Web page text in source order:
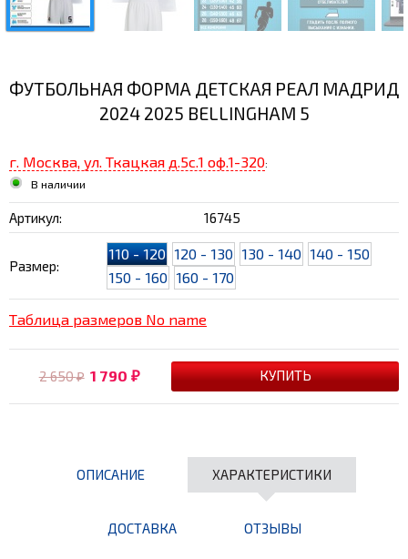
ФУТБОЛЬНАЯ ФОРМА ДЕТСКАЯ РЕАЛ МАДРИД
2024 2025 BELLINGHAM 5
г. Москва, ул. Ткацкая д.5с.1 оф.1-320:
В наличии
Артикул: 16745
Размер:
110 - 120 120 - 130 130 - 140 140 - 150
150 - 160 160 - 170
Таблица размеров No name
2 650₽ 1 790 ₽
ОПИСАНИЕ ХАРАКТЕРИСТИКИ
ДОСТАВКА ОТЗЫВЫ